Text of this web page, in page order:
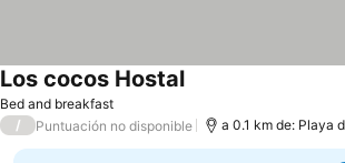
Bed and breakfast
Los cocos HostalVer precios
/ Puntuación no disponible a 0.1 km de: Playa